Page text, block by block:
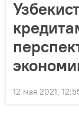
12 мая 2021,